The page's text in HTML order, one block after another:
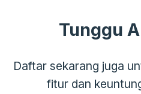
Tunggu
Daftar sekarang juga
fitur dan